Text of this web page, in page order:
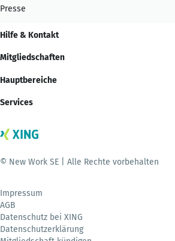
Presse
Hilfe & Kontakt
Mitgliedschaften
Hauptbereiche
Services
© New Work SE | Alle Rechte vorbehalten
Impressum
AGB
Datenschutz bei XING
Datenschutzerklärung